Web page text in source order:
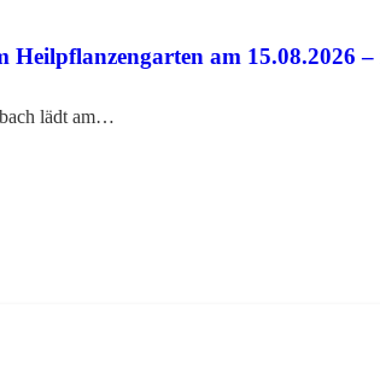
Heilpflanzengarten am 15.08.2026
lädt am…